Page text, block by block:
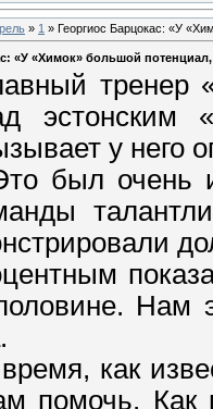
» 1 » Георгиос Барцокас: «У
«У «Химок» большой
тренер
эстонским
у него
был очень
Нам
как
помочь.